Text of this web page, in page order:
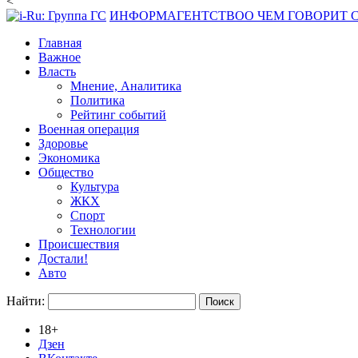
ИНФОРМАГЕНТСТВОО ЧЕМ ГОВОРИТ
Главная
Важное
Власть
Мнение, Аналитика
Политика
Рейтинг событий
Военная операция
Здоровье
Экономика
Общество
Культура
ЖКХ
Спорт
Технологии
Происшествия
Достали!
Авто
Найти:
18+
Дзен